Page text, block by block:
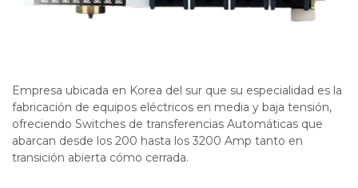
Empresa ubicada en Korea del sur que su especialidad es la
fabricación de equipos eléctricos en media y baja tensión,
ofreciendo Switches de transferencias Automáticas que
abarcan desde los 200 hasta los 3200 Amp tanto en
transición abierta cómo cerrada.